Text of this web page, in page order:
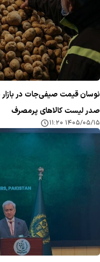
نوسان قیمت صیفی‌جات در
صدر لیست کالا‌های پرمصرف
۱۴۰۵/۰۵/۱۵ ۱۱:۲۰